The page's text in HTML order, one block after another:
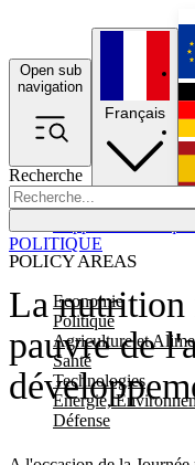
Open sub
navigation
Recherche
POLICY AREAS
Economie
Politique
Agriculture et
Santé
Technologies
Energie,
Défense
Français
La nutrition
pauvre de
POLITIQUE